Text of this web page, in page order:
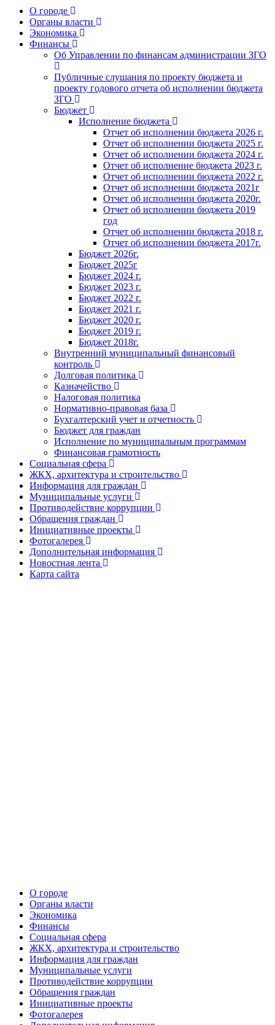
О городе
Органы власти
Экономика
Финансы
Об Управлении по финансам администрации ЗГО
Публичные слушания по проекту бюджета и
проекту годового отчета об исполнении бюджета
ЗГО
Бюджет
Исполнение бюджета
Отчет об исполнении бюджета 2026 г.
Отчет об исполнении бюджета 2025 г.
Отчет об исполнении бюджета 2024 г.
Отчет об исполнение бюджета 2023 г.
Отчет об исполнении бюджета 2022 г.
Отчет об исполнении бюджета 2021г
Отчет об исполнении бюджета 2020г.
Отчет об исполнении бюджета 2019
год
Отчет об исполнении бюджета 2018 г.
Отчет об исполнении бюджета 2017г.
Бюджет 2026г.
Бюджет 2025г
Бюджет 2024 г.
Бюджет 2023 г.
Бюджет 2022 г.
Бюджет 2021 г.
Бюджет 2020 г.
Бюджет 2019 г.
Бюджет 2018г.
Внутренний муниципальный финансовый
контроль
Долговая политика
Казначейство
Налоговая политика
Нормативно-правовая база
Бухгалтерский учет и отчетность
Бюджет для граждан
Исполнение по муниципальным программам
Финансовая грамотность
Социальная сфера
ЖКХ, архитектура и строительство
Информация для граждан
Муниципальные услуги
Противодействие коррупции
Обращения граждан
Инициативные проекты
Фотогалерея
Дополнительная информация
Новостная лента
Карта сайта
О городе
Органы власти
Экономика
Финансы
Социальная сфера
ЖКХ, архитектура и строительство
Информация для граждан
Муниципальные услуги
Противодействие коррупции
Обращения граждан
Инициативные проекты
Фотогалерея